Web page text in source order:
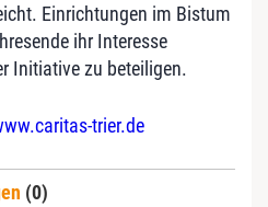
Einrichtungen im Bistum
ihr Interesse
Initiative zu beteiligen.
trier.de
(0)